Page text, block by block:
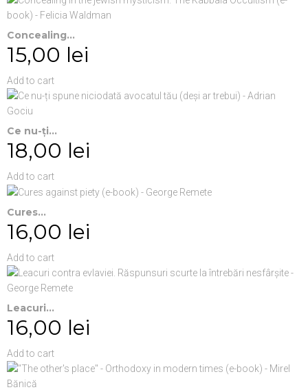
Concealing...
15,00 lei
Add to cart
Ce nu-ți...
18,00 lei
Add to cart
Cures...
16,00 lei
Add to cart
Leacuri...
16,00 lei
Add to cart